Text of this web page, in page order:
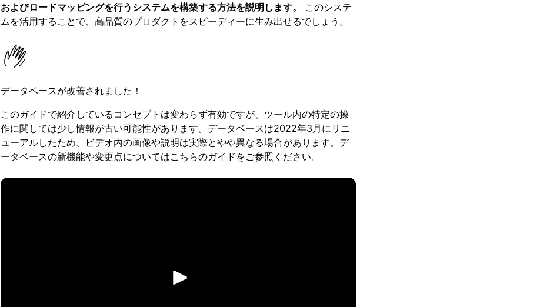
およびロードマッピングを行うシステムを構築する方法を説明します。
このシステ
ムを活用することで、高品質のプロダクトをスピーディーに生み出せるでしょう。
データベースが改善されました！
このガイドで紹介しているコンセプトは変わらず有効ですが、ツール内の特定の操
作に関しては少し情報が古い可能性があります。データベースは2022年3月にリニ
ューアルしたため、ビデオ内の画像や説明は実際とやや異なる場合があります。デ
ータベースの新機能や変更点についてはこちらのガイド をご参照ください。
再生